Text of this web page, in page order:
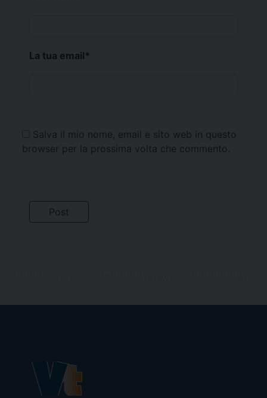
La tua email*
Salva il mio nome, email e sito web in questo
browser per la prossima volta che commento.